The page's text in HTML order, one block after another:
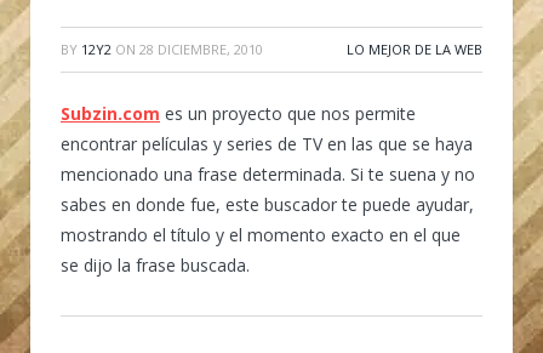
BY 12Y2 ON 28 DICIEMBRE, 2010 LO MEJOR DE LA WEB
Subzin.com es un proyecto que nos permite
encontrar películas y series de TV en las que se haya
mencionado una frase determinada. Si te suena y no
sabes en donde fue, este buscador te puede ayudar,
mostrando el título y el momento exacto en el que
se dijo la frase buscada.